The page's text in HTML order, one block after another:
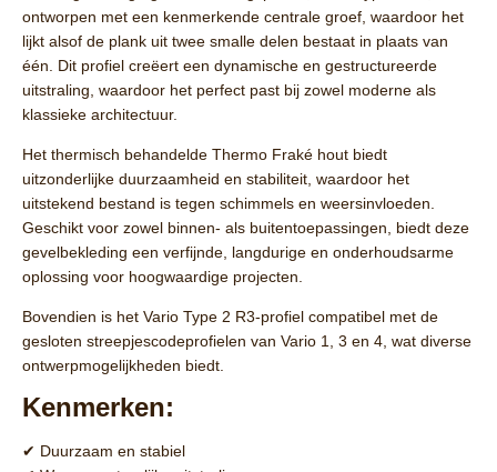
ontworpen met een kenmerkende centrale groef, waardoor het
lijkt alsof de plank uit twee smalle delen bestaat in plaats van
één. Dit profiel creëert een dynamische en gestructureerde
uitstraling, waardoor het perfect past bij zowel moderne als
klassieke architectuur.
Het thermisch behandelde Thermo Fraké hout biedt
uitzonderlijke duurzaamheid en stabiliteit, waardoor het
uitstekend bestand is tegen schimmels en weersinvloeden.
Geschikt voor zowel binnen- als buitentoepassingen, biedt deze
gevelbekleding een verfijnde, langdurige en onderhoudsarme
oplossing voor hoogwaardige projecten.
Bovendien is het Vario Type 2 R3-profiel compatibel met de
gesloten streepjescodeprofielen van Vario 1, 3 en 4, wat diverse
ontwerpmogelijkheden biedt.
Kenmerken:
✔ Duurzaam en stabiel